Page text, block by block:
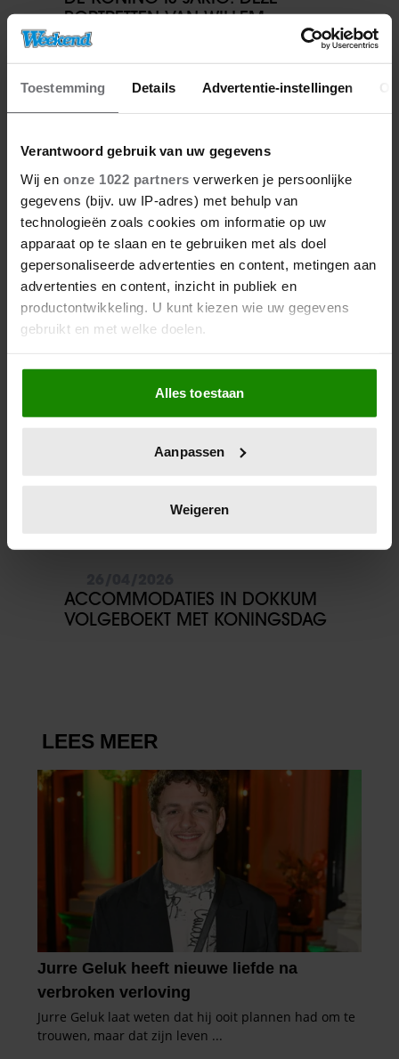
Toestemming Details Advertentie-instellingen
Verantwoord gebruik van uw gegevens
Wij en onze 1022 partners verwerken je persoonlijke
gegevens (bijv. uw IP-adres) met behulp van
technologieën zoals cookies om informatie op uw
apparaat op te slaan en te gebruiken met als doel
gepersonaliseerde advertenties en content, metingen aan
advertenties en content, inzicht in publiek en
productontwikkeling. U kunt kiezen wie uw gegevens
gebruikt en met welke doelen.
Als u het toestaat, willen we ook graag:
Informatie verzamelen over uw geografische
locatie, die tot een paar meter nauwkeurig kan zijn
scannen op specifieke eigenschappen (fingerprinting)
verwerkt en stel uw voorkeuren in het
intrekken in de Cookieverklaring.
We gebruiken cookies om content en advertenties te
personaliseren, om functies voor social media te bieden
verzameld op basis van uw gebruik van hun services. U
gebruiken.
Alles toestaan
Aanpassen
Weigeren
PORTRETTEN VAN WILLEM-
ALEXANDER WIL JE NIET MISSEN
27/04/2026
ZO VIERT DE KONINKLIJKE
FAMILIE KONINGSDAG DIT JAAR
IN FRIESLAND
ACCOMMODATIES IN DOKKUM
VOLGEBOEKT MET KONINGSDAG